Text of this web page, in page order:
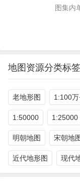
图集内
地图资源分类标签
老地形图 1:100
1:50000 1:25000
明朝地图 宋朝地
近代地形图 现代